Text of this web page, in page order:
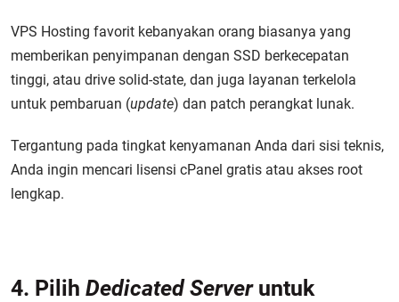
VPS Hosting favorit kebanyakan orang biasanya yang
memberikan penyimpanan dengan SSD berkecepatan
tinggi, atau drive solid-state, dan juga layanan terkelola
untuk pembaruan (update) dan patch perangkat lunak.
Tergantung pada tingkat kenyamanan Anda dari sisi teknis,
Anda ingin mencari lisensi cPanel gratis atau akses root
lengkap.
4. Pilih Dedicated Serveruntuk